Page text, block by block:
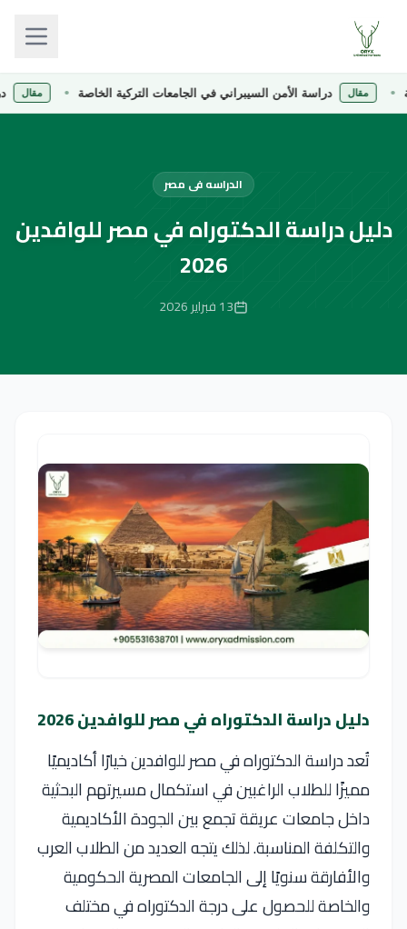
مقال دراسة الأمن السيبراني في الجامعات التركية الخاصة مقال دراسة
الدراسه فى مصر
دليل دراسة الدكتوراه في مصر للوافدين
2026
13 فبراير 2026
دليل دراسة الدكتوراه في مصر للوافدين 2026
تُعد دراسة الدكتوراه في مصر للوافدين خيارًا أكاديميًا
مميزًا للطلاب الراغبين في استكمال مسيرتهم البحثية
داخل جامعات عريقة تجمع بين الجودة الأكاديمية
والتكلفة المناسبة. لذلك يتجه العديد من الطلاب العرب
والأفارقة سنويًا إلى الجامعات المصرية الحكومية
والخاصة للحصول على درجة الدكتوراه في مختلف